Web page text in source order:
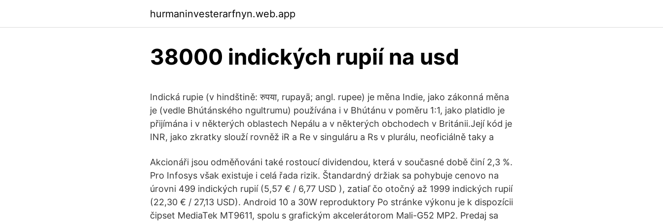
hurmaninvesterarfnyn.web.app
38000 indických rupií na usd
Indická rupie (v hindštině: रुपया, rupayā; angl. rupee) je měna Indie, jako zákonná měna
je (vedle Bhútánského ngultrumu) používána i v Bhútánu v poměru 1:1, jako platidlo je
přijímána i v některých oblastech Nepálu a v některých obchodech v Británii.Její kód je
INR, jako zkratky slouží rovněž iR a Re v singuláru a Rs v plurálu, neoficiálně taky a
Akcionáři jsou odměňováni také rostoucí dividendou, která v současné době činí 2,3 %.
Pro Infosys však existuje i celá řada rizik. Štandardný držiak sa pohybuje cenovo na
úrovni 499 indických rupií (5,57 € / 6,77 USD ), zatiaľ čo otočný až 1999 indických rupií
(22,30 € / 27,13 USD). Android 10 a 30W reproduktory Po stránke výkonu je k dispozícii
čipset MediaTek MT9611, spolu s grafickým akcelerátorom Mali-G52 MP2. Predaj sa